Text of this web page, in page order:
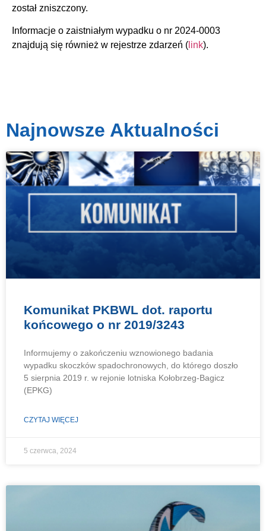
został zniszczony.
Informacje o zaistniałym wypadku o nr 2024-0003
znajdują się również w rejestrze zdarzeń ( link).
Najnowsze Aktualności
Komunikat PKBWL dot. raportu
końcowego o nr 2019/3243
Informujemy o zakończeniu wznowionego badania
wypadku skoczków spadochronowych, do którego doszło
5 sierpnia 2019 r. w rejonie lotniska Kołobrzeg-Bagicz
(EPKG)
CZYTAJ WIĘCEJ
5 czerwca, 2024